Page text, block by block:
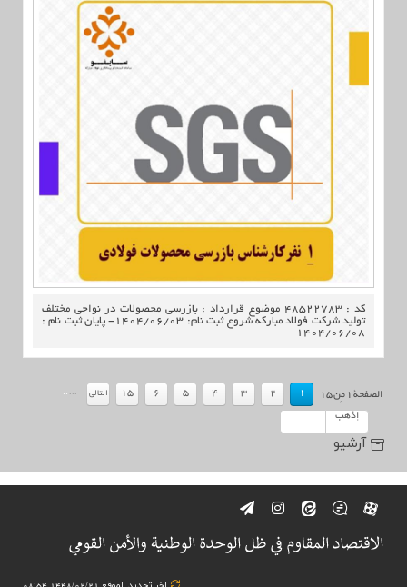
کد : 48522783 موضوع قرارداد : بازرسی محصولات در نواحی مختلف
تولید شرکت فولاد مبارکه شروع ثبت نام: ۱۴۰۴/۰۶/۰۳- پایان ثبت نام :
۱۴۰۴/۰۶/۰۸
الصفحة 1 مِن15
1
2
3
4
5
6
... 15
. التالي .
إذهب
آرشیو